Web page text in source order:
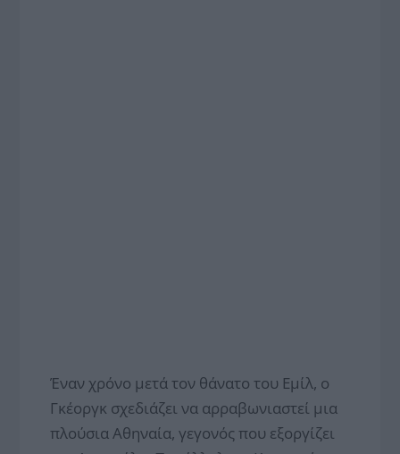
Έναν χρόνο μετά τον θάνατο του Εμίλ, ο
Γκέοργκ σχεδιάζει να αρραβωνιαστεί μια
πλούσια Αθηναία, γεγονός που εξοργίζει